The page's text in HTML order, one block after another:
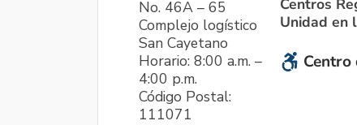
No. 46A – 65
Complejo logístico
San Cayetano
Horario: 8:00 a.m. –
4:00 p.m.
Código Postal:
111071
Centros
Unidad en
Centro